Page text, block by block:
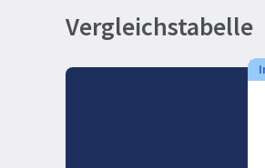
Vergleichstabelle